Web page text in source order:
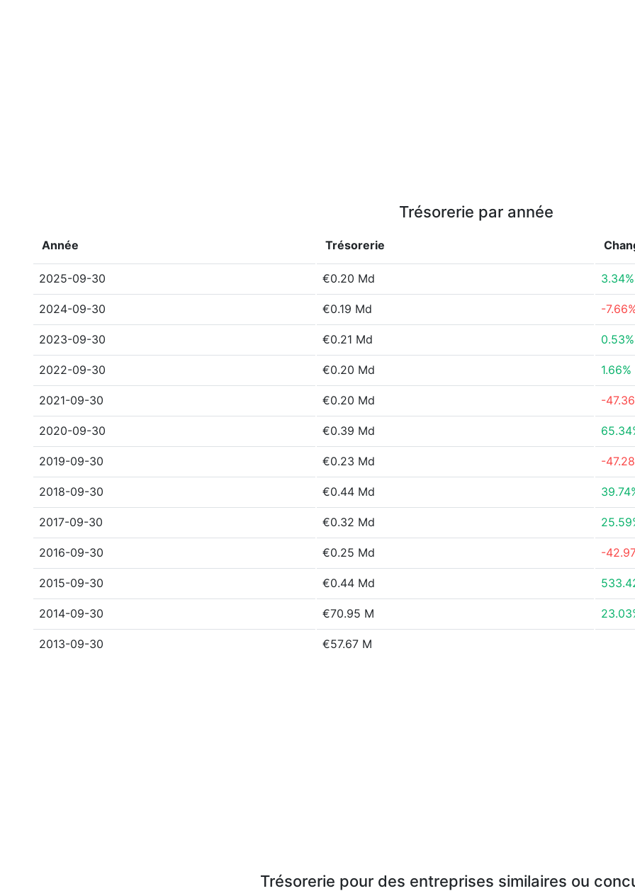
Trésorerie par année
Année Trésorerie
2025-09-30 €0.20 Md 3.34%
2024-09-30 €0.19 Md -
2023-09-30 €0.21 Md 0.53%
2022-09-30 €0.20 Md 1.66%
2021-09-30 €0.20 Md -
2020-09-30 €0.39 Md
2019-09-30 €0.23 Md -
2018-09-30 €0.44 Md
2017-09-30 €0.32 Md
2016-09-30 €0.25 Md -
2015-09-30 €0.44 Md
2014-09-30 €70.95 M
2013-09-30 €57.67 M
Trésorerie pour des entreprises similaires ou